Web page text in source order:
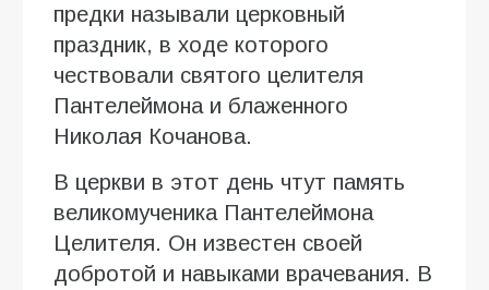
предки называли церковный
праздник, в ходе которого
чествовали святого целителя
Пантелеймона и блаженного
Николая Кочанова.
В церкви в этот день чтут память
великомученика Пантелеймона
Целителя. Он известен своей
добротой и навыками врачевания. В